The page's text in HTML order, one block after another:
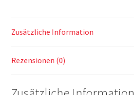
Zusätzliche Information
Rezensionen (0)